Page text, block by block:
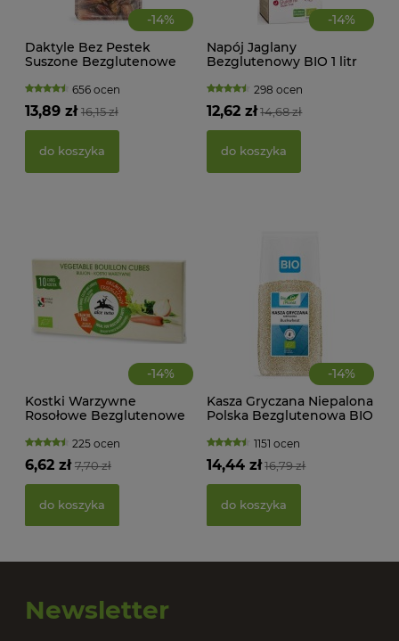
-14%
Daktyle Bez Pestek
Suszone Bezglutenowe
656 ocen
16,15 zł
13,89 zł
do koszyka
-14%
Napój Jaglany
Bezglutenowy BIO 1 litr
298 ocen
14,68 zł
12,62 zł
do koszyka
-14%
Kostki Warzywne
Rosołowe Bezglutenowe
225 ocen
7,70 zł
6,62 zł
do koszyka
-14%
Kasza Gryczana Niepalona
Polska Bezglutenowa BIO
1151 ocen
16,79 zł
14,44 zł
do koszyka
Newsletter